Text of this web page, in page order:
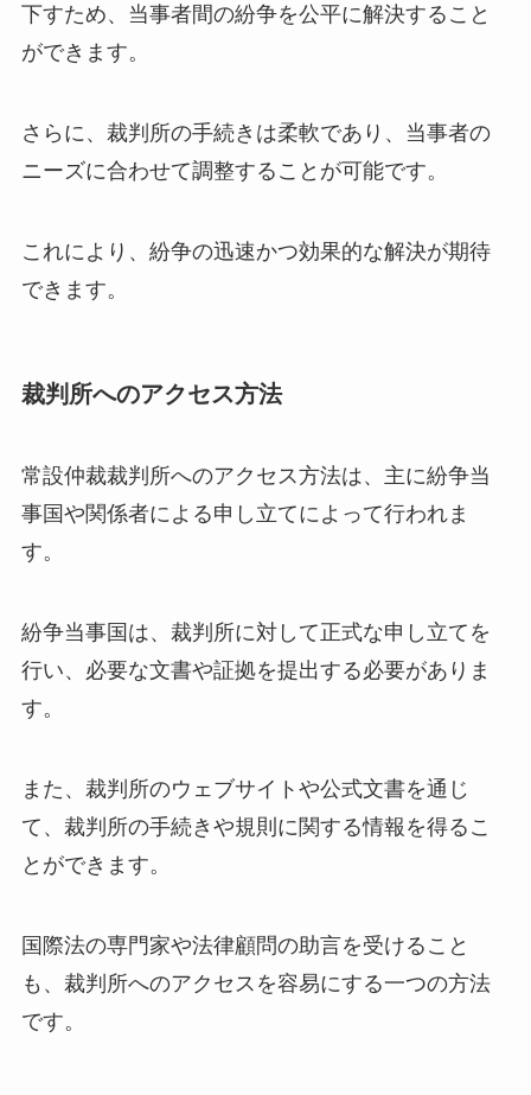
下すため、当事者間の紛争を公平に解決すること
ができます。
さらに、裁判所の手続きは柔軟であり、当事者の
ニーズに合わせて調整することが可能です。
これにより、紛争の迅速かつ効果的な解決が期待
できます。
裁判所へのアクセス方法
常設仲裁裁判所へのアクセス方法は、主に紛争当
事国や関係者による申し立てによって行われま
す。
紛争当事国は、裁判所に対して正式な申し立てを
行い、必要な文書や証拠を提出する必要がありま
す。
また、裁判所のウェブサイトや公式文書を通じ
て、裁判所の手続きや規則に関する情報を得るこ
とができます。
国際法の専門家や法律顧問の助言を受けること
も、裁判所へのアクセスを容易にする一つの方法
です。